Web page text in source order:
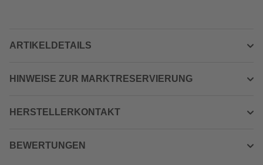
ARTIKELDETAILS
HINWEISE ZUR MARKTRESERVIERUNG
HERSTELLERKONTAKT
BEWERTUNGEN